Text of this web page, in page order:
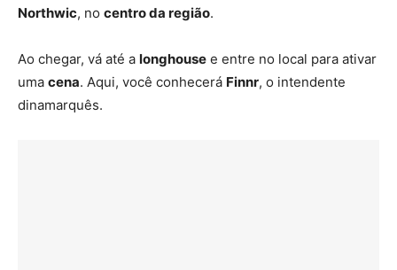
Northwic, no centro da região.
Ao chegar, vá até a longhouse e entre no local para ativar
uma cena. Aqui, você conhecerá Finnr, o intendente
dinamarquês.